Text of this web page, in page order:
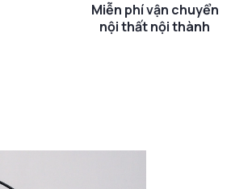
Miễn phí vận chuyển
nội thất nội thành